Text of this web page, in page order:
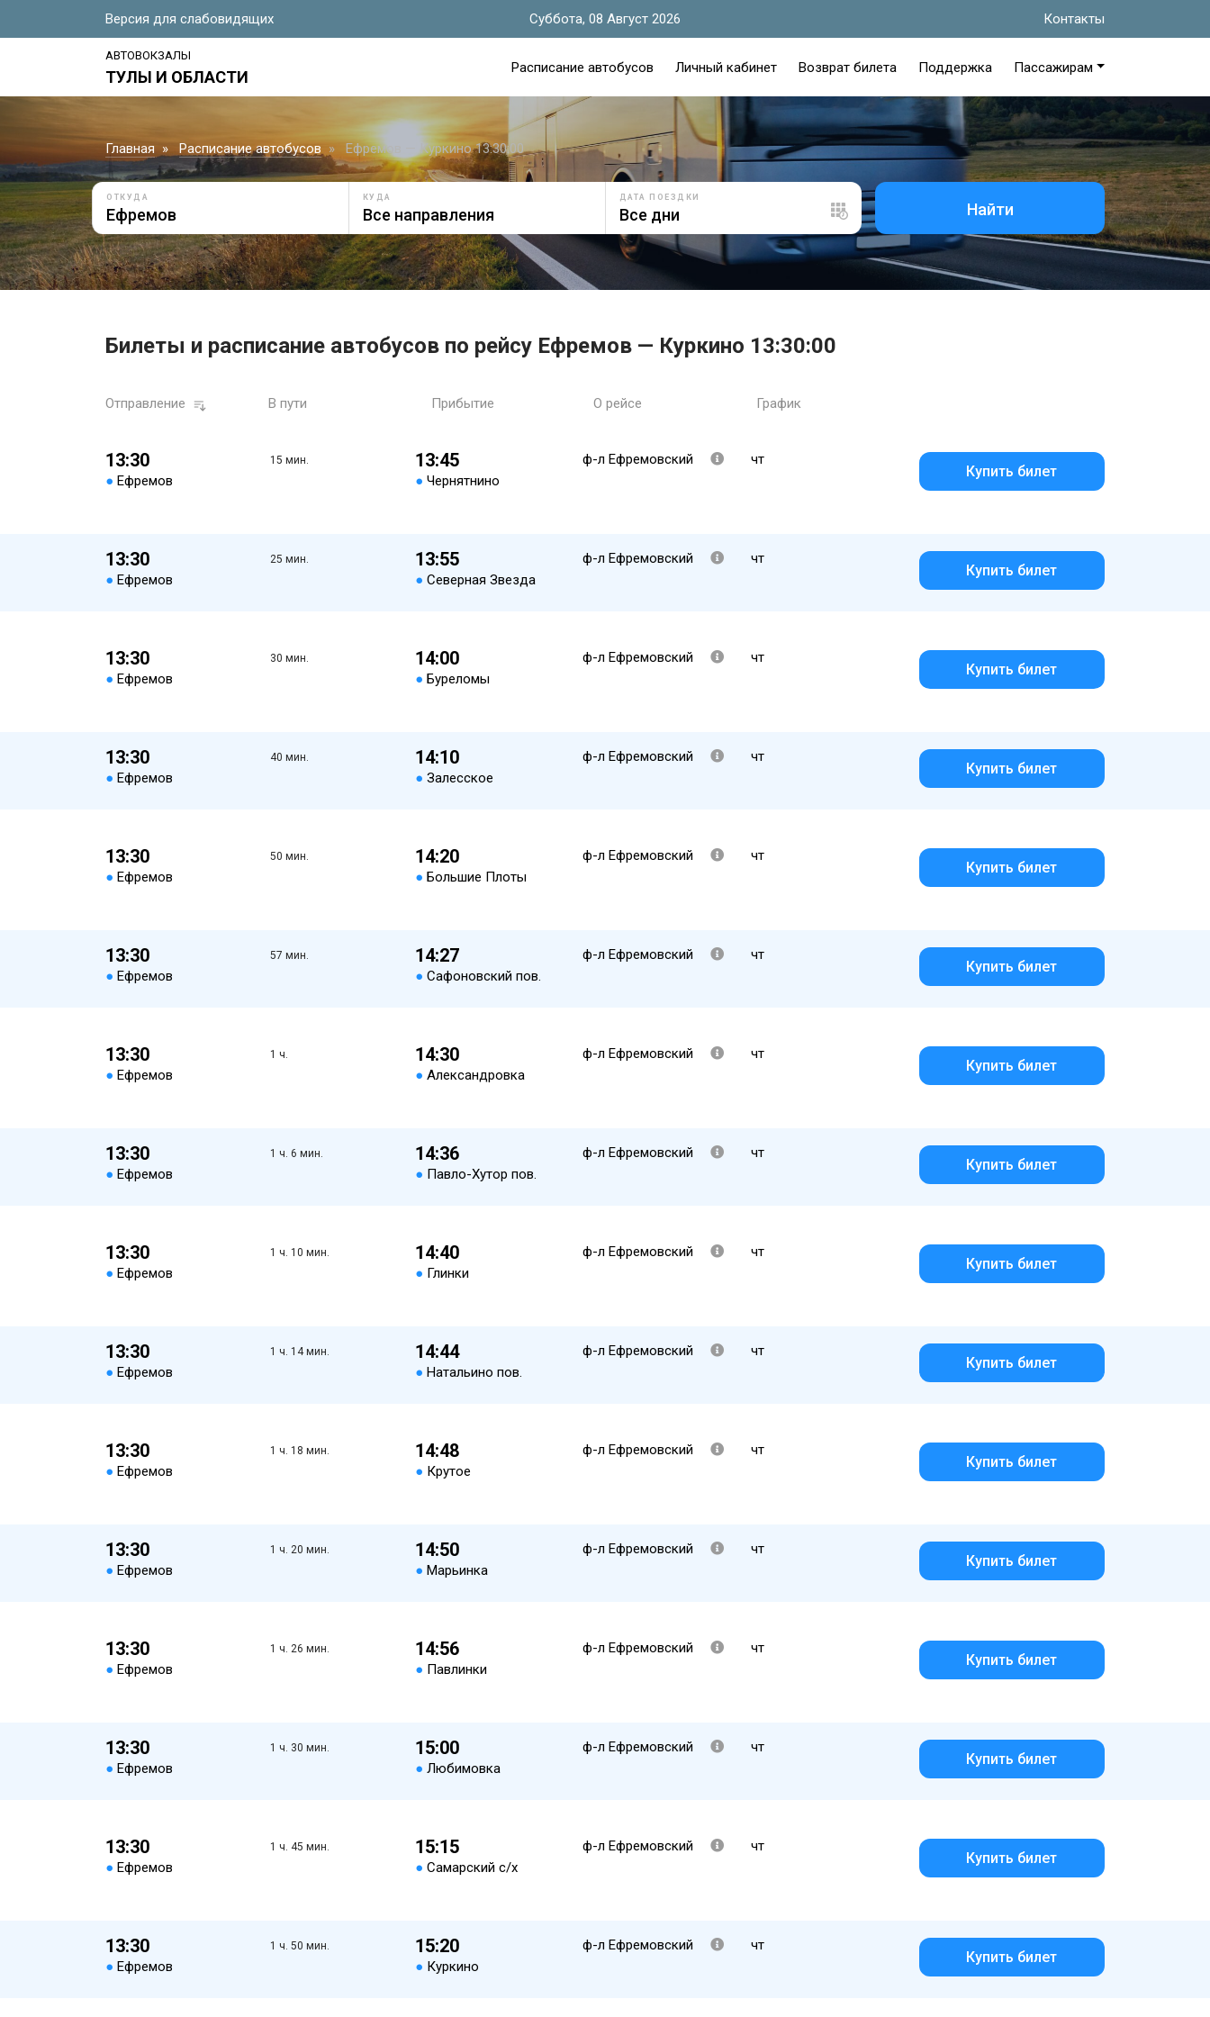
Версия для слабовидящих Суббота, 08 Август 2026 Контакты
АВТОВОКЗАЛЫ
ТУЛЫ И ОБЛАСТИ
Расписание автобусов Личный кабинет Возврат билета Поддержка Пассажирам
Главная Расписание автобусов Ефремов — Куркино 13:30:00
ОТКУДА КУДА ДАТА ПОЕЗДКИ
Найти
Билеты и расписание автобусов по рейсу Ефремов — Куркино 13:30:00
Отправление В пути Прибытие О рейсе График
13:30
● Ефремов
15 мин. 13:45
● Чернятнино
ф-л Ефремовский чт
Купить билет
13:30
● Ефремов
25 мин. 13:55
● Северная Звезда
ф-л Ефремовский чт
Купить билет
13:30
● Ефремов
30 мин. 14:00
● Буреломы
ф-л Ефремовский чт
Купить билет
13:30
● Ефремов
40 мин. 14:10
● Залесское
ф-л Ефремовский чт
Купить билет
13:30
● Ефремов
50 мин. 14:20
● Большие Плоты
ф-л Ефремовский чт
Купить билет
13:30
● Ефремов
57 мин. 14:27
● Сафоновский пов.
ф-л Ефремовский чт
Купить билет
13:30
● Ефремов
1 ч. 14:30
● Александровка
ф-л Ефремовский чт
Купить билет
13:30
● Ефремов
1 ч. 6 мин. 14:36
● Павло-Хутор пов.
ф-л Ефремовский чт
Купить билет
13:30
● Ефремов
1 ч. 10 мин. 14:40
● Глинки
ф-л Ефремовский чт
Купить билет
13:30
● Ефремов
1 ч. 14 мин. 14:44
● Натальино пов.
ф-л Ефремовский чт
Купить билет
13:30
● Ефремов
1 ч. 18 мин. 14:48
● Крутое
ф-л Ефремовский чт
Купить билет
13:30
● Ефремов
1 ч. 20 мин. 14:50
● Марьинка
ф-л Ефремовский чт
Купить билет
13:30
● Ефремов
1 ч. 26 мин. 14:56
● Павлинки
ф-л Ефремовский чт
Купить билет
13:30
● Ефремов
1 ч. 30 мин. 15:00
● Любимовка
ф-л Ефремовский чт
Купить билет
13:30
● Ефремов
1 ч. 45 мин. 15:15
● Самарский с/х
ф-л Ефремовский чт
Купить билет
13:30
● Ефремов
1 ч. 50 мин. 15:20
● Куркино
ф-л Ефремовский чт
Купить билет